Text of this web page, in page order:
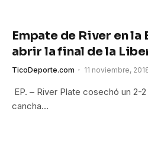
Empate de River en la
abrir la final de la
TicoDeporte.com 11 noviembre,
EP. – River Plate cosechó un 2-
cancha…